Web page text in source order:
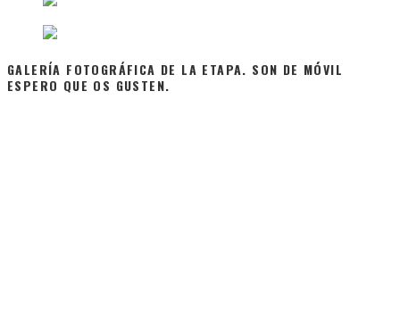
GALERÍA FOTOGRÁFICA DE LA ETAPA. SON DE MÓVIL
ESPERO QUE OS GUSTEN.